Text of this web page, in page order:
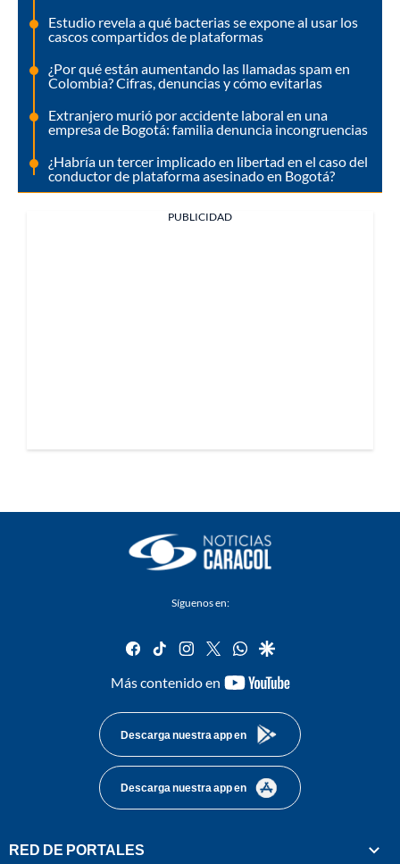
Estudio revela a qué bacterias se expone al usar los
cascos compartidos de plataformas
¿Por qué están aumentando las llamadas spam en
Colombia? Cifras, denuncias y cómo evitarlas
Extranjero murió por accidente laboral en una
empresa de Bogotá: familia denuncia incongruencias
¿Habría un tercer implicado en libertad en el caso del
conductor de plataforma asesinado en Bogotá?
PUBLICIDAD
Síguenos en:
facebook
tiktok instagram
twitterwhatsapp
google
Más contenido en
youtube-
Descarga nuestra app en
Descarga nuestra app en
RED DE PORTALES